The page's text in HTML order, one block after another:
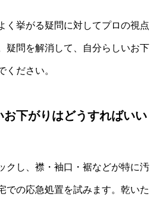
く挙がる疑問に対してプロの視点
疑問を解消して、自分らしいお下
ください。
下がりはどうすればいい
クし、襟・袖口・裾などが特に汚
での応急処置を試みます。乾いた